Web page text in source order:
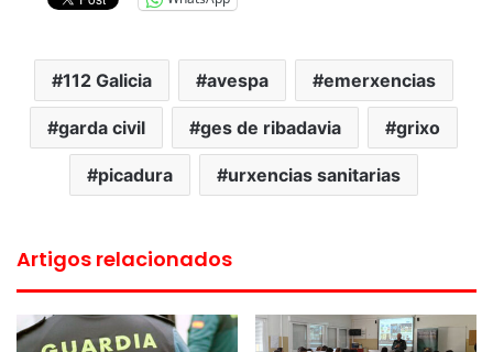
112 Galicia avespa emerxencias
garda civil ges de ribadavia grixo
picadura urxencias sanitarias
Artigos relacionados